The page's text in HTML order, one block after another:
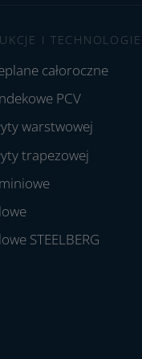
I TECHNOLOGIE
całoroczne
PCV
warstwowej
trapezowej
STEELBERG